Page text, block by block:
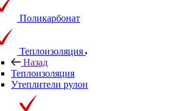
Поликарбонат
Теплоизоляция
Назад
Теплоизоляция
Утеплители рулон